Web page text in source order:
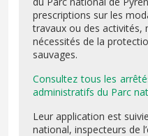
prescriptions sur les
travaux ou des
nécessités de la
sauvages.
Consultez tous les
administratifs du Parc
Leur application est
national, inspecteurs de